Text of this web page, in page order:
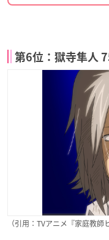
第6位：獄寺隼人
（引用：TVアニメ『家庭教